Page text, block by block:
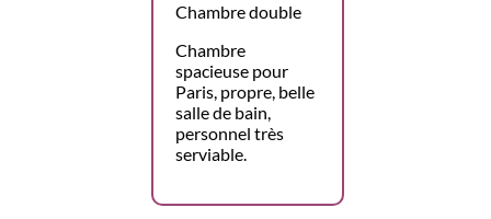
Chambre double
Chambre
spacieuse pour
Paris, propre, belle
salle de bain,
personnel très
serviable.